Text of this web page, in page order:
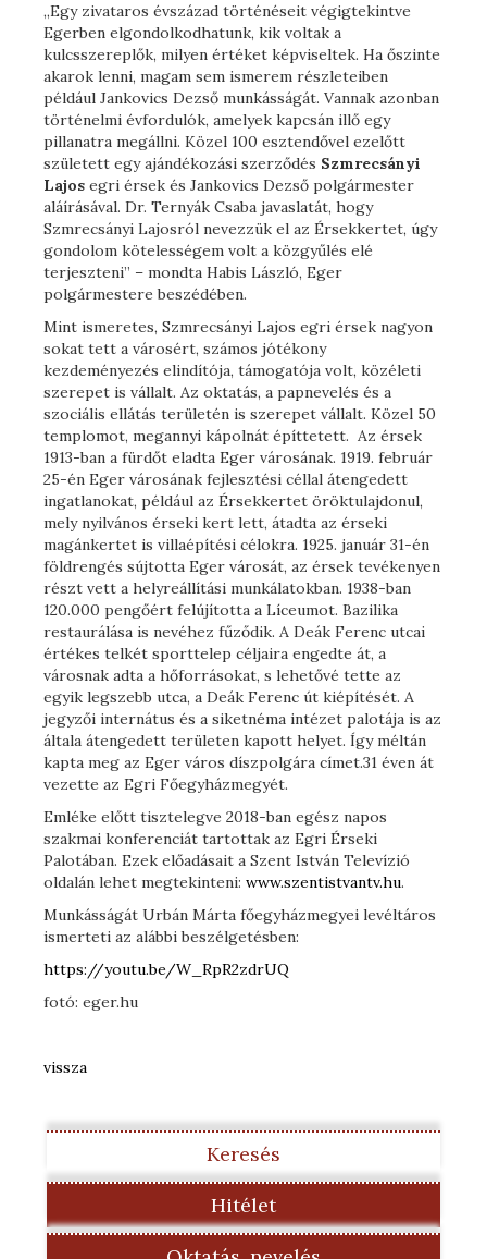
„Egy zivataros évszázad történéseit végigtekintve
Egerben elgondolkodhatunk, kik voltak a
kulcsszereplők, milyen értéket képviseltek. Ha őszinte
akarok lenni, magam sem ismerem részleteiben
például Jankovics Dezső munkásságát. Vannak azonban
történelmi évfordulók, amelyek kapcsán illő egy
pillanatra megállni. Közel 100 esztendővel ezelőtt
született egy ajándékozási szerződés Szmrecsányi
Lajos egri érsek és Jankovics Dezső polgármester
aláírásával. Dr. Ternyák Csaba javaslatát, hogy
Szmrecsányi Lajosról nevezzük el az Érsekkertet, úgy
gondolom kötelességem volt a közgyűlés elé
terjeszteni” – mondta Habis László, Eger
polgármestere beszédében.
Mint ismeretes, Szmrecsányi Lajos egri érsek nagyon
sokat tett a városért, számos jótékony
kezdeményezés elindítója, támogatója volt, közéleti
szerepet is vállalt. Az oktatás, a papnevelés és a
szociális ellátás területén is szerepet vállalt. Közel 50
templomot, megannyi kápolnát építtetett. Az érsek
1913-ban a fürdőt eladta Eger városának. 1919. február
25-én Eger városának fejlesztési céllal átengedett
ingatlanokat, például az Érsekkertet öröktulajdonul,
mely nyilvános érseki kert lett, átadta az érseki
magánkertet is villaépítési célokra. 1925. január 31-én
földrengés sújtotta Eger városát, az érsek tevékenyen
részt vett a helyreállítási munkálatokban. 1938-ban
120.000 pengőért felújította a Líceumot. Bazilika
restaurálása is nevéhez fűződik. A Deák Ferenc utcai
értékes telkét sporttelep céljaira engedte át, a
városnak adta a hőforrásokat, s lehetővé tette az
egyik legszebb utca, a Deák Ferenc út kiépítését. A
jegyzői internátus és a siketnéma intézet palotája is az
általa átengedett területen kapott helyet. Így méltán
kapta meg az Eger város díszpolgára címet.31 éven át
vezette az Egri Főegyházmegyét.
Emléke előtt tisztelegve 2018-ban egész napos
szakmai konferenciát tartottak az Egri Érseki
Palotában. Ezek előadásait a Szent István Televízió
oldalán lehet megtekinteni: www.szentistvantv.hu.
Munkásságát Urbán Márta főegyházmegyei levéltáros
ismerteti az alábbi beszélgetésben:
https://youtu.be/W_RpR2zdrUQ
fotó: eger.hu
vissza
Keresés
Hitélet